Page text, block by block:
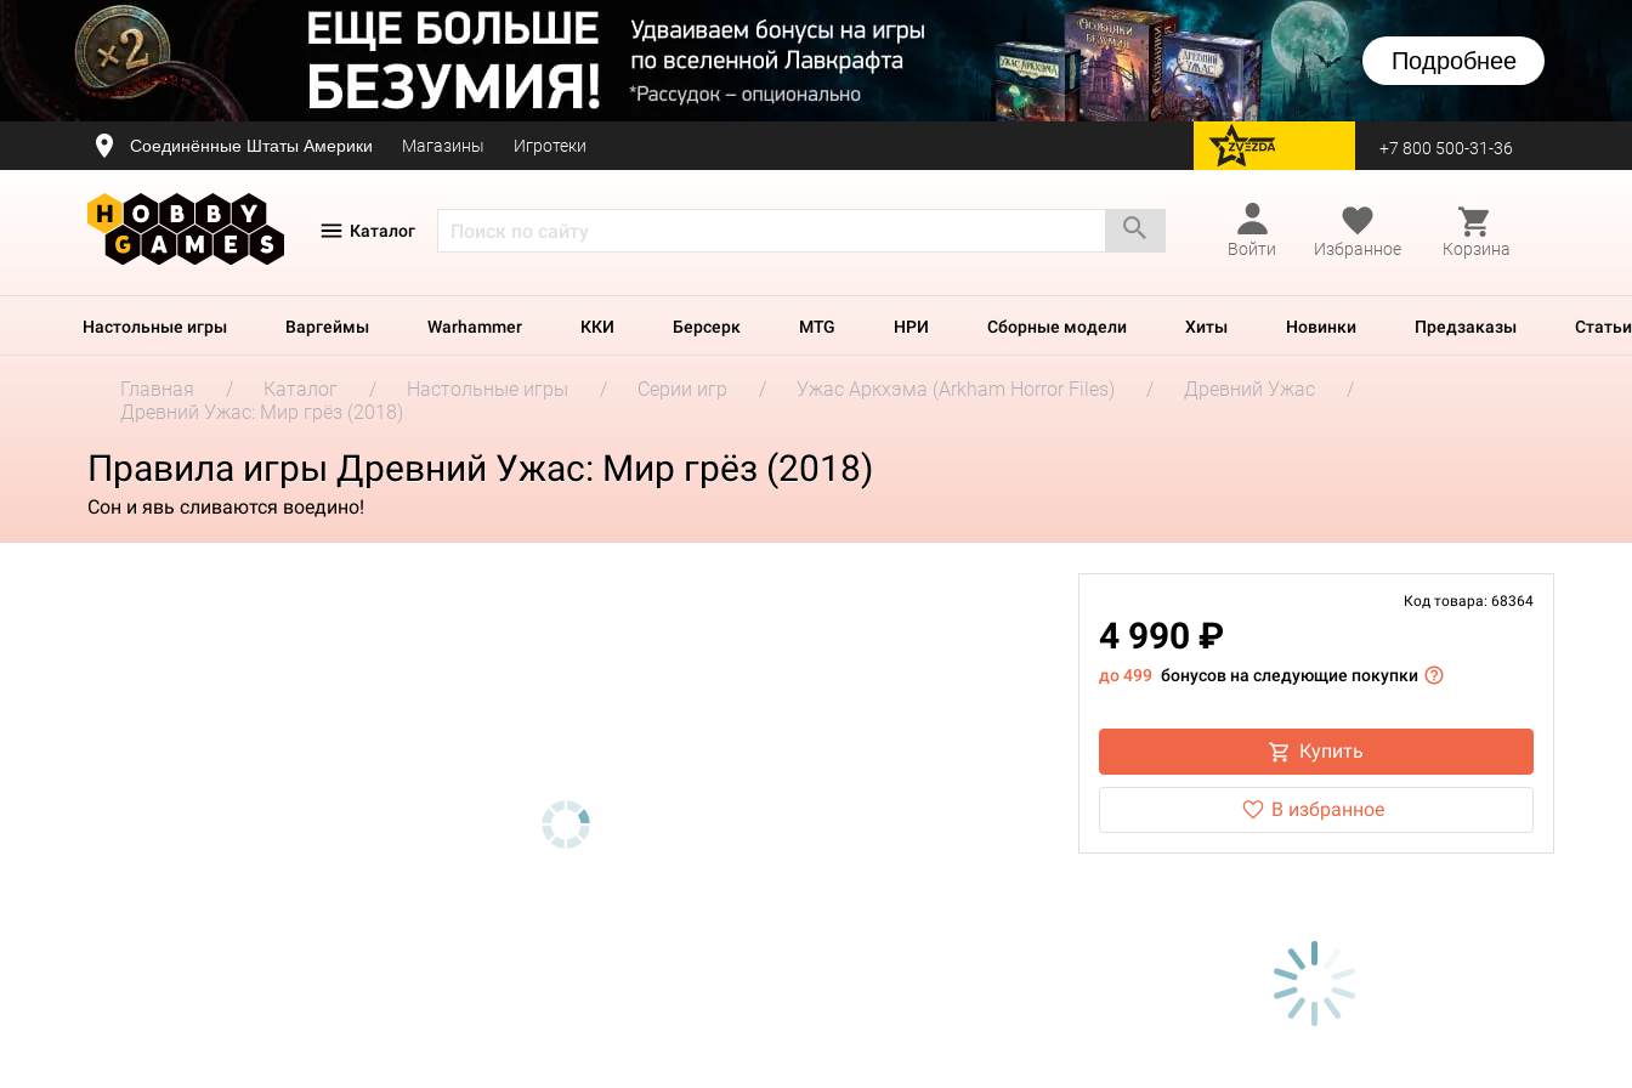
Подробнее
Соединённые Штаты Америки Магазины Игротеки перейти на Zvezda +7 800 500-31-36
Каталог
Войти
Избранное Корзина
Настольные игры Варгеймы Warhammer ККИ Берсерк MTG НРИ Сборные модели Хиты Новинки Предзаказы Статьи
Главная Каталог Настольные игры Серии игр Ужас Аркхэма (Arkham Horror Files)
Древний Ужас
Древний Ужас: Мир грёз (2018)
Правила игры Древний Ужас: Мир грёз (2018)
Сон и явь сливаются воедино!
Код товара: 68364
4 990 ₽
до 499 бонусов на следующие покупки
Купить
В избранное